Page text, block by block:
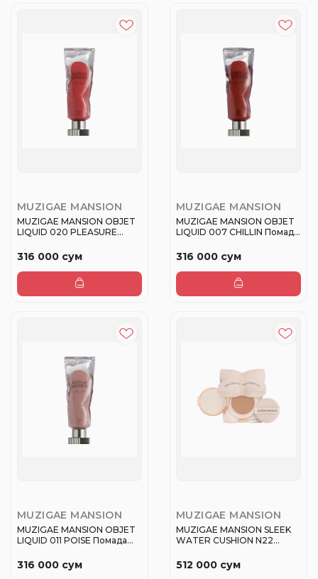
MUZIGAE MANSION
MUZIGAE MANSION OBJET
LIQUID 020 PLEASURE
316 000 сум
MUZIGAE MANSION
MUZIGAE MANSION OBJET
LIQUID 007 CHILLIN Помада
316 000 сум
MUZIGAE MANSION
MUZIGAE MANSION OBJET
LIQUID 011 POISE Помада
316 000 сум
MUZIGAE MANSION
MUZIGAE MANSION SLEEK
WATER CUSHION N22
512 000 сум